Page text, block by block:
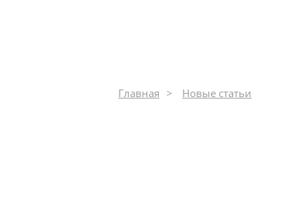
Главная Новые статьи